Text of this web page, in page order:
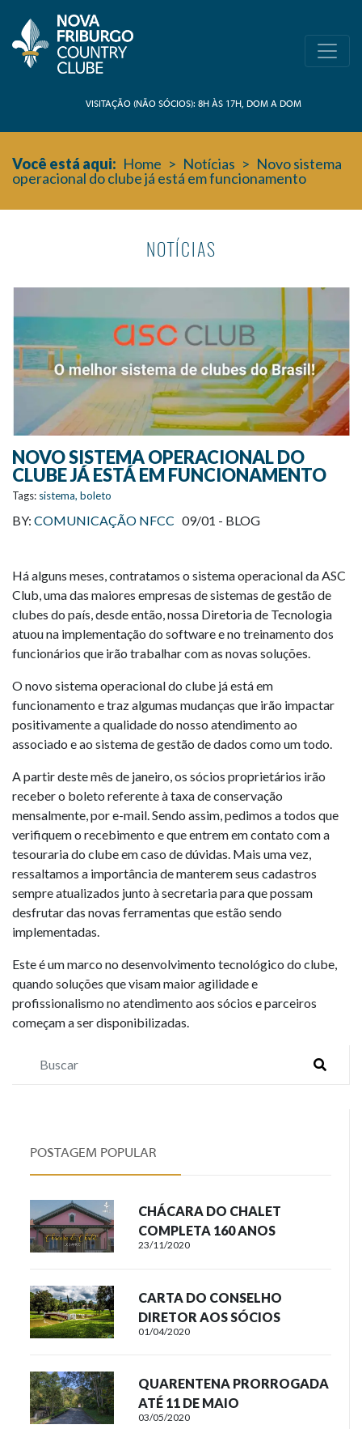
VISITAÇÃO (NÃO SÓCIOS): 8H ÀS 17H, DOM A DOM
Você está aqui: Home > Notícias > Novo sistema
operacional do clube já está em funcionamento
NOTÍCIAS
NOVO SISTEMA OPERACIONAL DO
CLUBE JÁ ESTÁ EM FUNCIONAMENTO
Tags: sistema, boleto
BY: COMUNICAÇÃO NFCC 09/01 - BLOG
Há alguns meses, contratamos o sistema operacional da ASC
Club, uma das maiores empresas de sistemas de gestão de
clubes do país, desde então, nossa Diretoria de Tecnologia
atuou na implementação do software e no treinamento dos
funcionários que irão trabalhar com as novas soluções.
O novo sistema operacional do clube já está em
funcionamento e traz algumas mudanças que irão impactar
positivamente a qualidade do nosso atendimento ao
associado e ao sistema de gestão de dados como um todo.
A partir deste mês de janeiro, os sócios proprietários irão
receber o boleto referente à taxa de conservação
mensalmente, por e-mail. Sendo assim, pedimos a todos que
verifiquem o recebimento e que entrem em contato com a
tesouraria do clube em caso de dúvidas. Mais uma vez,
ressaltamos a importância de manterem seus cadastros
sempre atualizados junto à secretaria para que possam
desfrutar das novas ferramentas que estão sendo
implementadas.
Este é um marco no desenvolvimento tecnológico do clube,
quando soluções que visam maior agilidade e
profissionalismo no atendimento aos sócios e parceiros
começam a ser disponibilizadas.
POSTAGEM POPULAR
CHÁCARA DO CHALET
COMPLETA 160 ANOS
23/11/2020
CARTA DO CONSELHO
DIRETOR AOS SÓCIOS
01/04/2020
QUARENTENA PRORROGADA
ATÉ 11 DE MAIO
03/05/2020